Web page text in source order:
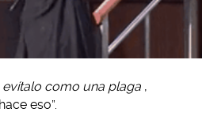
evítalo como una plaga ,
eso”.